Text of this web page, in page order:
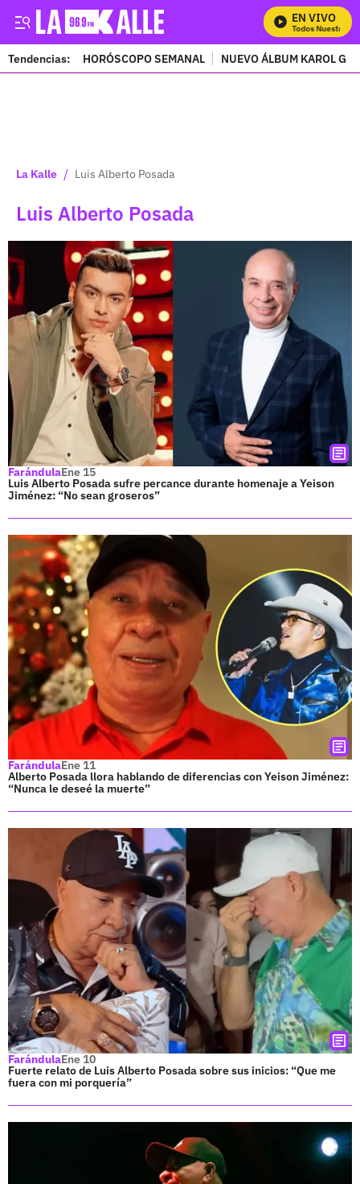
EN VIVO
Mira Todos Nuestros
Tendencias: HORÓSCOPO SEMANAL NUEVO ÁLBUM KAROL G
La Kalle / Luis Alberto Posada
Luis Alberto Posada
FarándulaEne 15
Luis Alberto Posada sufre percance durante homenaje a Yeison
Jiménez: “No sean groseros”
FarándulaEne 11
Alberto Posada llora hablando de diferencias con Yeison Jiménez:
“Nunca le deseé la muerte”
FarándulaEne 10
Fuerte relato de Luis Alberto Posada sobre sus inicios: “Que me
fuera con mi porquería”